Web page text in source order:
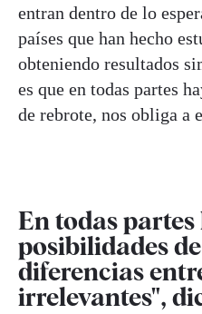
entran dentro de lo
países que han hecho
obteniendo resultados
es que en todas partes
de rebrote, nos obliga a
En todas
posibilidades
diferencias
irrelevantes",